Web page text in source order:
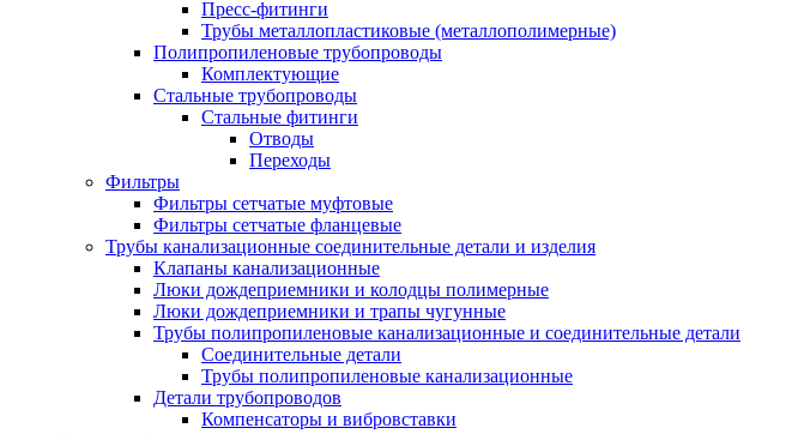
Пресс-фитинги
Трубы металлопластиковые (металлополимерные)
Полипропиленовые трубопроводы
Комплектующие
Стальные трубопроводы
Стальные фитинги
Отводы
Переходы
Фильтры
Фильтры сетчатые муфтовые
Фильтры сетчатые фланцевые
Трубы канализационные соединительные детали и изделия
Клапаны канализационные
Люки дождеприемники и колодцы полимерные
Люки дождеприемники и трапы чугунные
Трубы полипропиленовые канализационные и соединительные детали
Соединительные детали
Трубы полипропиленовые канализационные
Детали трубопроводов
Компенсаторы и вибровставки